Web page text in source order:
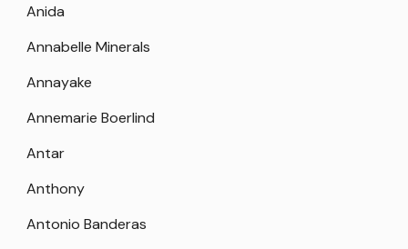
Anida
Annabelle Minerals
Annayake
Annemarie Boerlind
Antar
Anthony
Antonio Banderas